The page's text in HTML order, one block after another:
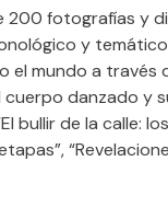
fotografías y
y
el mundo a través
cuerpo danzado y
bullir de la calle: